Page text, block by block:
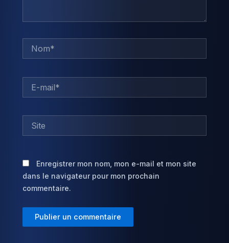
mail*
Enregistrer mon nom, mon e-mail et mon site
dans le navigateur pour mon prochain
commentaire.